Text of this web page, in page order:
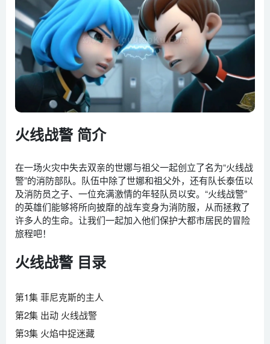
火线战警 简介
在一场火灾中失去双亲的世娜与祖父一起创立了名为“火线战
警”的消防部队。队伍中除了世娜和祖父外，还有队长泰伍以
及消防员之子、一位充满激情的年轻队员以安。“火线战警”
的英雄们能够将所向披靡的战车变身为消防服，从而拯救了
许多人的生命。让我们一起加入他们保护大都市居民的冒险
旅程吧！
火线战警 目录
第1集 菲尼克斯的主人
第2集 出动 火线战警
第3集 火焰中捉迷藏